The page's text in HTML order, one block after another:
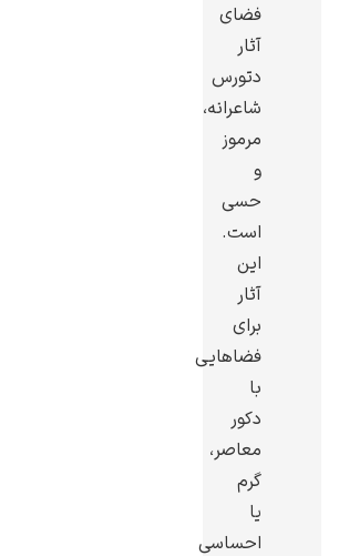
پیر آگوست رنوآر
فضای
آثار
دتورس
شاعرانه،
مرموز
و
حسی
است.
این
آثار
برای
فضاهایی
با
دکور
معاصر،
گرم
یا
احساسی